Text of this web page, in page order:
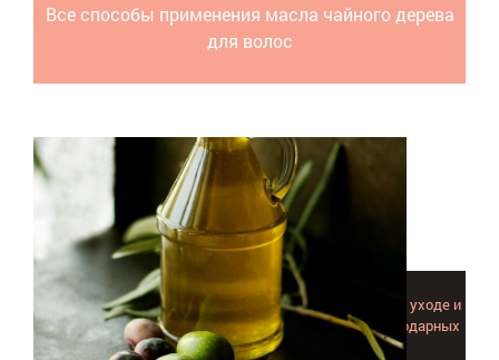
Все способы применения масла чайного дерева
для волос
Чем так ценно репейное масло для волос в домашнем уходе и
в чем причина его не утихающей популярности и благодарных
отзывов? Разбираемся с примерами.